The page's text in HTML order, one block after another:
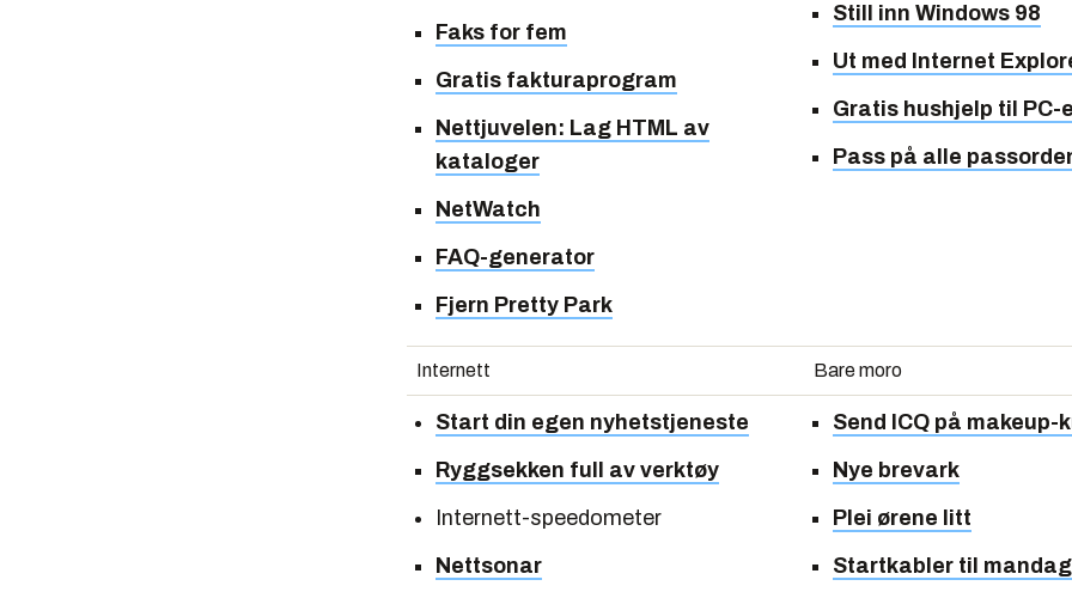
Faks for fem
Gratis fakturaprogram
Nettjuvelen: Lag HTML av
kataloger
NetWatch
FAQ-generator
Fjern Pretty Park
Still inn Windows 98
Ut med Internet
Gratis hushjelp til PC-
Pass på alle
Internett Bare moro
Start din egen nyhetstjeneste
Ryggsekken full av verktøy
Internett-speedometer
Nettsonar
Send ICQ på makeup-
Nye brevark
Plei ørene litt
Startkabler til